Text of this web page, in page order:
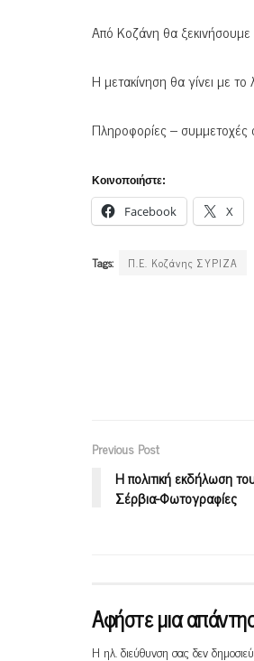
Από Κοζάνη θα
Η μετακίνηση θα γίνει με
Πληροφορίες –
Κοινοποιήστε:
Facebook X
Tags: Π.Ε. Κοζάνης ΣΥΡΙΖΑ
Previous Post
Η πολιτική εκδήλωση
Σέρβια-Φωτογραφίες
Αφήστε μια
Η ηλ. διεύθυνση σας δεν